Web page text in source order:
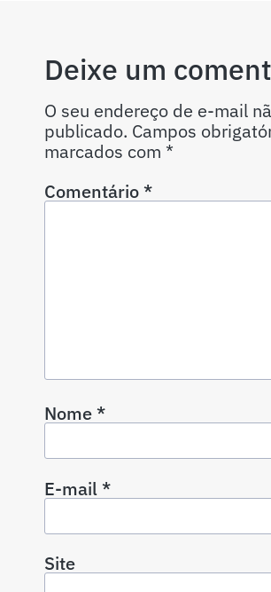
Deixe um
O seu endereço de e-mail
publicado. Campos
marcados com *
Comentário*
Nome*
E-mail*
Site